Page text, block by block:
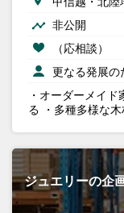
非公開
（応相談）
更なる発展の
・オーダーメイ
る ・多種多様な
ジュエリーの企